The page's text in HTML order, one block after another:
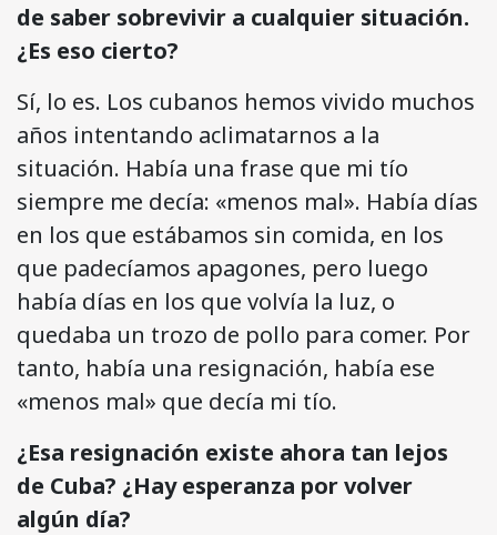
de saber sobrevivir a cualquier situación.
¿Es eso cierto?
Sí, lo es. Los cubanos hemos vivido muchos
años intentando aclimatarnos a la
situación. Había una frase que mi tío
siempre me decía: «menos mal». Había días
en los que estábamos sin comida, en los
que padecíamos apagones, pero luego
había días en los que volvía la luz, o
quedaba un trozo de pollo para comer. Por
tanto, había una resignación, había ese
«menos mal» que decía mi tío.
¿Esa resignación existe ahora tan lejos
de Cuba? ¿Hay esperanza por volver
algún día?